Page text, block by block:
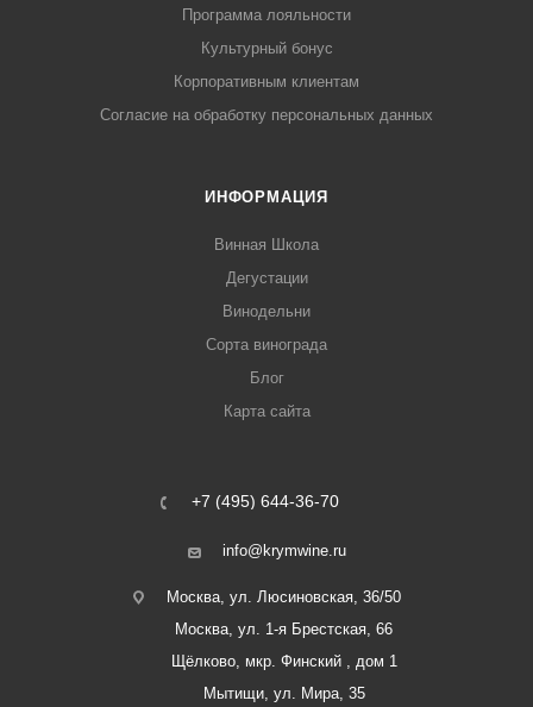
Программа лояльности
Культурный бонус
Корпоративным клиентам
Согласие на обработку персональных данных
ИНФОРМАЦИЯ
Винная Школа
Дегустации
Винодельни
Сорта винограда
Блог
Карта сайта
+7 (495) 644-36-70
info@krymwine.ru
Москва, ул. Люсиновская, 36/50
Москва, ул. 1-я Брестская, 66
Щёлково, мкр. Финский , дом 1
Мытищи, ул. Мира, 35